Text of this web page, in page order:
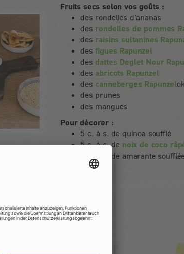
Fruits secs selon vos goûts :
des rondelles d'ananas
des rondelles de pommes
des raisins sultanines
desfigues Rapunzel
des dattes Deglet Nour
des abricots Rapunzel
des canneberges Rapunzelok
des prunes
des mangues
Pour décorer :
5 c. à s. de quinoa soufflé
5 c. à s. de noix de coco
5 c. à s. de amarante